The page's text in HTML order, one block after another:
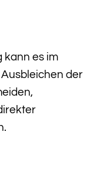
kann es im
der